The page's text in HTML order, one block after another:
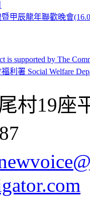
甲辰龍年聯歡晚會
村19座